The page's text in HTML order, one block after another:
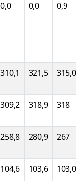
0,0 0,0 0,9
310,1 321,5 315,0
309,2 318,9 318
258,8 280,9 267
104,6 103,6 103,0